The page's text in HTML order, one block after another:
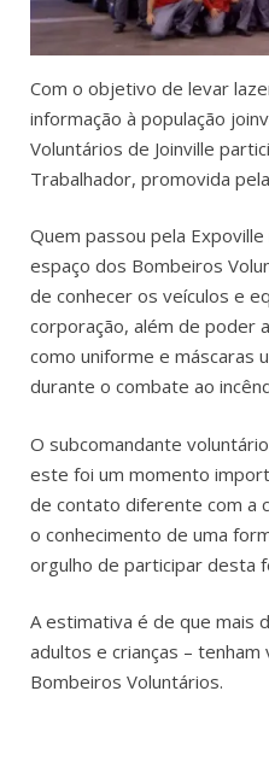
Com o objetivo de levar
informação à população
Voluntários de Joinville
Trabalhador, promovida
Quem passou pela
espaço dos Bombeiros
de conhecer os veículos e
corporação, além de poder
como uniforme e máscaras
durante o combate ao
O subcomandante
este foi um momento
de contato diferente com a
o conhecimento de uma
orgulho de participar desta
A estimativa é de que mais
adultos e crianças –
Bombeiros Voluntários.